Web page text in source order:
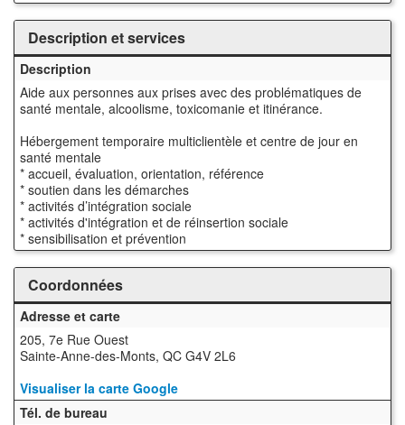
Description et services
Description
Aide aux personnes aux prises avec des problématiques de
santé mentale, alcoolisme, toxicomanie et itinérance.
Hébergement temporaire multiclientèle et centre de jour en
santé mentale
* accueil, évaluation, orientation, référence
* soutien dans les démarches
* activités d’intégration sociale
* activités d'intégration et de réinsertion sociale
* sensibilisation et prévention
Coordonnées
Adresse et carte
205, 7e Rue Ouest
Sainte-Anne-des-Monts, QC G4V 2L6
Visualiser la carte Google
Tél. de bureau